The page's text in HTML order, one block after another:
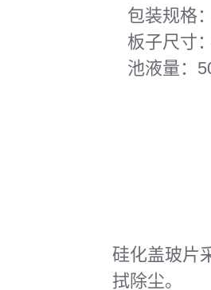
包装规格
板子尺寸
池液量：
硅化盖玻片
拭除尘。